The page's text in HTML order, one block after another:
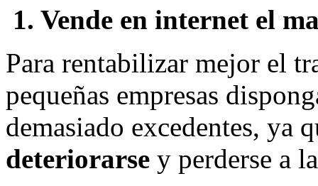
1. Vende en internet el
Para rentabilizar mejor el
pequeñas empresas
demasiado excedentes, ya
deteriorarse y perderse a